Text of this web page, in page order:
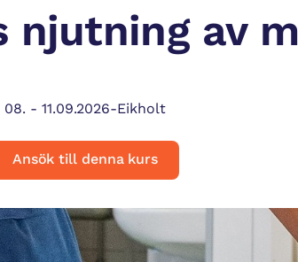
njutning av
08. - 11.09.2026-Eikholt
Ansök till denna kurs